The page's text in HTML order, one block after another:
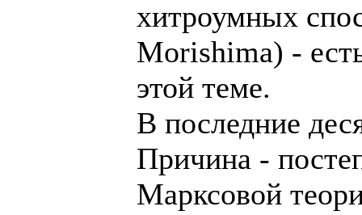
хитроумных
Morishima) -
этой теме.
В последние
Причина -
Марксовой